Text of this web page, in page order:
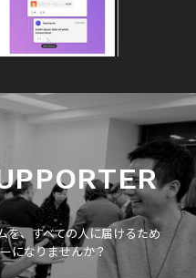
を、すべての人に届けるため
になりませんか？